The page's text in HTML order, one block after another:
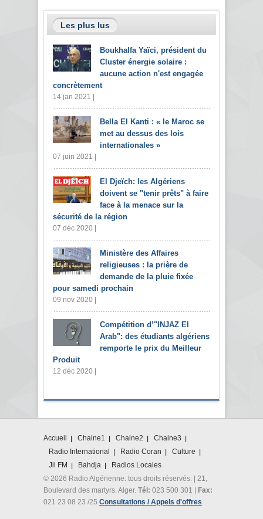
Les plus lus
Boukhalfa Yaïci, président du
Cluster énergie solaire :
aucune action n'est engagée
concrètement
14 jan 2021 |
Bella El Kanti : « le Maroc se
met au dessus des lois
internationales »
07 juin 2021 |
El Djeïch: les Algériens
doivent se "tenir prêts" à faire
face à la menace sur la
sécurité de la région
07 déc 2020 |
Ministère des Affaires
religieuses : la prière de
demande de la pluie fixée
pour samedi prochain
09 nov 2020 |
Compétition d’"INJAZ El
Arab": des étudiants algériens
remporte le prix du Meilleur
Produit
12 déc 2020 |
Accueil Chaine1 Chaine2
Chaine3
Radio International
Radio Coran
Culture
Jil FM
Bahdja
Radios Locales
© 2026 Radio Algérienne. tous droits réservés. | 21,
Boulevard des martyrs. Alger. Tél: 023 500 301 |
Fax:
021 23 08 23 /25 Consultations / Appels d'offres